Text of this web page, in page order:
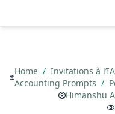
Home / Invitations à l’IA
Accounting Prompts /
Himanshu